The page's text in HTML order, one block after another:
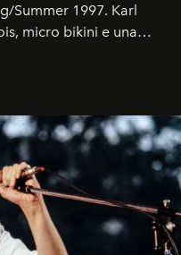
Summer 1997. Karl
micro bikini e una
l'altra. Trent'anni dopo,
che abbiamo.